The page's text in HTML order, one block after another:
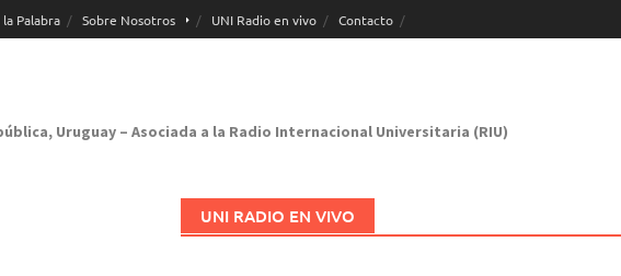
Palabra Sobre Nosotros UNI Radio en vivo Contacto
Uruguay – Asociada a la Radio Internacional Universitaria (RIU)
UNI RADIO EN VIVO